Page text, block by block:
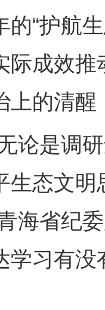
的“护航
际成效
的清醒
是调研
态文明
海省纪
学习有